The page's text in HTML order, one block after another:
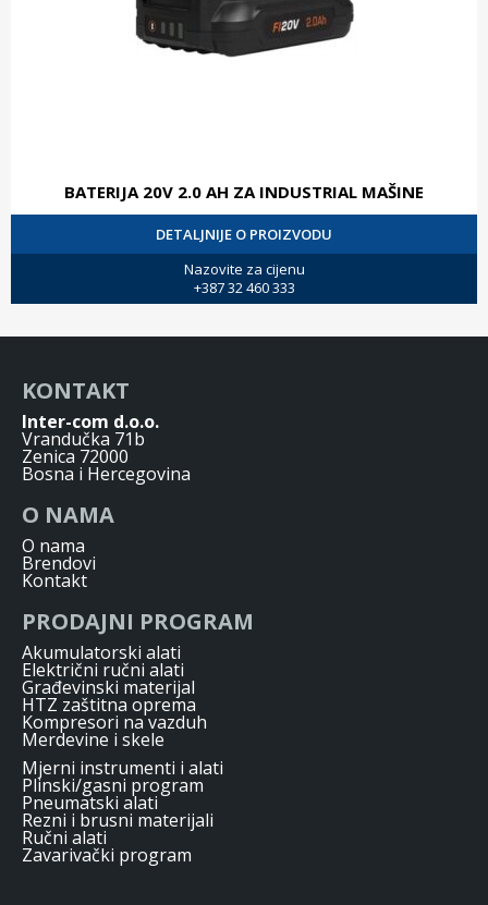
BATERIJA 20V 2.0 AH ZA INDUSTRIAL MAŠINE
DETALJNIJE O PROIZVODU
Nazovite za cijenu
+387 32 460 333
KONTAKT
Inter-com d.o.o.
Vrandučka 71b
Zenica 72000
Bosna i Hercegovina
O NAMA
O nama
Brendovi
Kontakt
PRODAJNI PROGRAM
Akumulatorski alati
Električni ručni alati
Građevinski materijal
HTZ zaštitna oprema
Kompresori na vazduh
Merdevine i skele
Mjerni instrumenti i alati
Plinski/gasni program
Pneumatski alati
Rezni i brusni materijali
Ručni alati
Zavarivački program